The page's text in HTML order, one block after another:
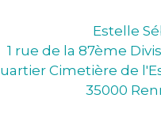
Estelle
1 rue de la 87ème
Cimetière de
35000